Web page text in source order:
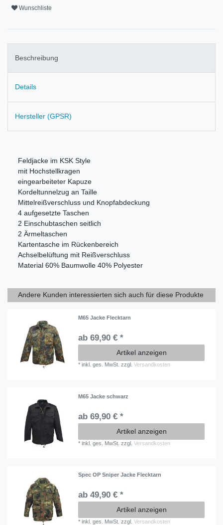
Wunschliste
Beschreibung
Details
Hersteller (GPSR)
Feldjacke im KSK Style
mit Hochstellkragen
eingearbeiteter Kapuze
Kordeltunnelzug an Taille
Mittelreißverschluss und Knopfabdeckung
4 aufgesetzte Taschen
2 Einschubtaschen seitlich
2 Ärmeltaschen
Kartentasche im Rückenbereich
Achselbelüftung mit Reißverschluss
Material 60% Baumwolle 40% Polyester
Andere Kunden interessierten sich auch für diese Produkte
M65 Jacke Flecktarn
ab 69,90 € *
Artikel anzeigen
*inkl. ges. MwSt. zzgl.Versandkosten
M65 Jacke schwarz
ab 69,90 € *
Artikel anzeigen
*inkl. ges. MwSt. zzgl.Versandkosten
Spec OP Sniper Jacke Flecktarn
ab 49,90 € *
Artikel anzeigen
*inkl. ges. MwSt. zzgl.Versandkosten